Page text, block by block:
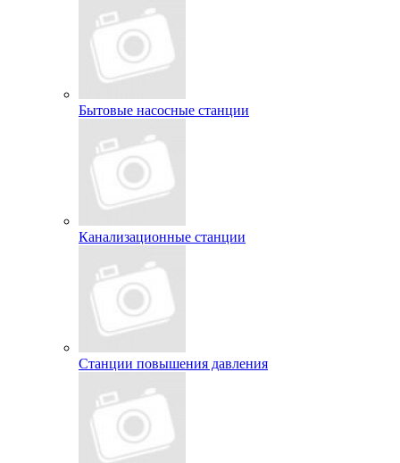
Бытовые насосные станции
Канализационные станции
Станции повышения давления